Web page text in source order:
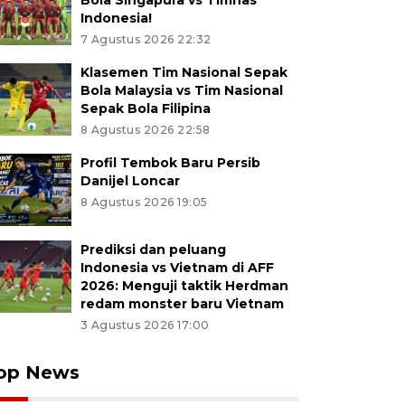
Indonesia!
7 Agustus 2026 22:32
Klasemen Tim Nasional Sepak
Bola Malaysia vs Tim Nasional
Sepak Bola Filipina
8 Agustus 2026 22:58
Profil Tembok Baru Persib
Danijel Loncar
8 Agustus 2026 19:05
Prediksi dan peluang
Indonesia vs Vietnam di AFF
2026: Menguji taktik Herdman
redam monster baru Vietnam
3 Agustus 2026 17:00
News